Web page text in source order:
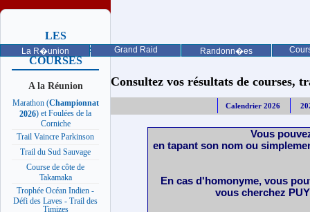
La R�union Grand Raid Randonn�es
LES
PROCHAINES
COURSES
A la Réunion
Marathon (Championnat
2026) et Foulées de la
Corniche
Trail Vaincre Parkinson
Trail du Sud Sauvage
Course de côte de
Takamaka
Trophée Océan Indien -
Défi des Laves - Trail des
Timizes
Consultez vos résultats de courses,
Calendrier 2026
Vous
en tapant son nom ou
En cas d'homonyme, vous
vous cherchez